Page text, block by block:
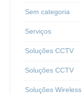
Sem categoria
Serviços
Soluções CCTV
Soluções CCTV
Soluções Wireless